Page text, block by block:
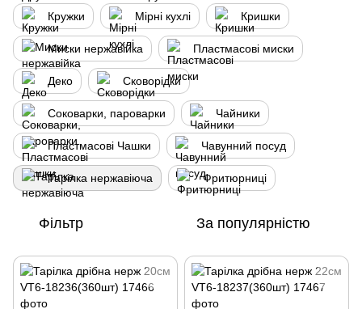
Кружки Мірні кухлі Кришки
Миски нержавійка Пластмасові миски
Деко Сковорідки
Соковарки, пароварки Чайники
Пластмасові Чашки Чавунний посуд
Тарілка нержавіюча Фритюрниці
Фільтр За популярністю